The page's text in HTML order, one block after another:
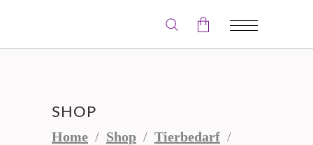
SHOP
Home / Shop / Tierbedarf /